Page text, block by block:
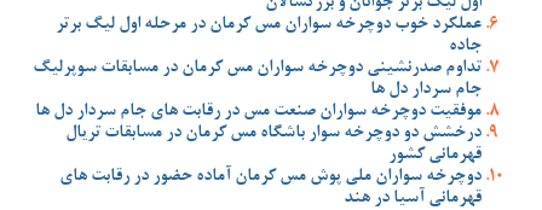
عملکرد خوب دوچرخه سواران مس کرمان در مرحله اول لیگ برتر
جاده
تداوم صدرنشینی دوچرخه سواران مس کرمان در مسابقات سوپرلیگ
جام سردار دل ها
موفقیت دوچرخه سواران صنعت مس در رقابت های جام سردار دل ها
درخشش دو دوچرخه سوار باشگاه مس کرمان در مسابقات تریال
قهرمانی کشور
دوچرخه سواران ملی پوش مس کرمان آماده حضور در رقابت های
قهرمانی آسیا در هند